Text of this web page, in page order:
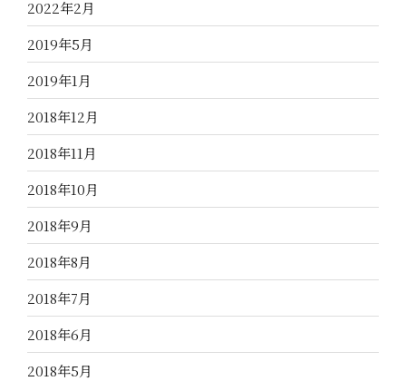
2022年2月
2019年5月
2019年1月
2018年12月
2018年11月
2018年10月
2018年9月
2018年8月
2018年7月
2018年6月
2018年5月